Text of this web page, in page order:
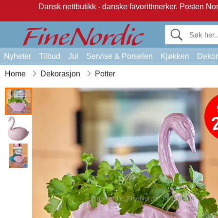
Dansk nettbutikk - danske favorittmerker. Posten
Nyheter Tilbud Jul Servise & Porselen Kjøkken
Home Dekorasjon Potter